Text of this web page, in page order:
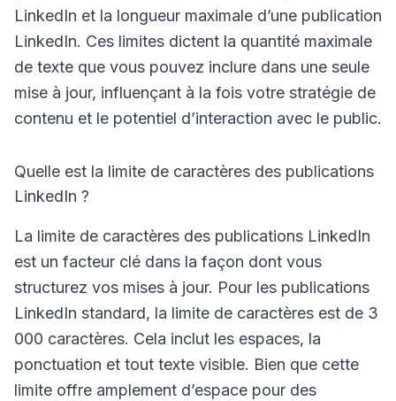
LinkedIn et la longueur maximale d’une publication
LinkedIn. Ces limites dictent la quantité maximale
de texte que vous pouvez inclure dans une seule
mise à jour, influençant à la fois votre stratégie de
contenu et le potentiel d’interaction avec le public.
Quelle est la limite de caractères des publications
LinkedIn ?
La limite de caractères des publications LinkedIn
est un facteur clé dans la façon dont vous
structurez vos mises à jour. Pour les publications
LinkedIn standard, la limite de caractères est de 3
000 caractères. Cela inclut les espaces, la
ponctuation et tout texte visible. Bien que cette
limite offre amplement d’espace pour des